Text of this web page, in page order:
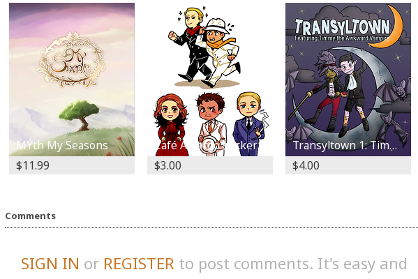
MYth My Seasons
$11.99
Café Amargo stickers set
$3.00
Transyltown 1: Timmy the Awkward Vampire
$4.00
Comments
SIGN IN or REGISTER to post comments. It's easy and